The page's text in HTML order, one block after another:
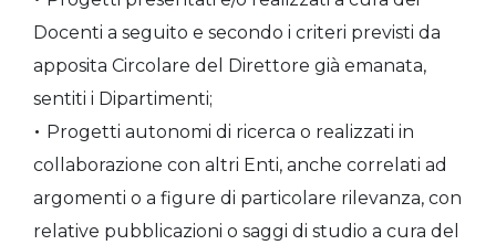
Docenti a seguito e secondo i criteri previsti da
apposita Circolare del Direttore già emanata,
sentiti i Dipartimenti;
Progetti autonomi di ricerca o realizzati in
collaborazione con altri Enti, anche correlati ad
argomenti o a figure di particolare rilevanza, con
relative pubblicazioni o saggi di studio a cura del